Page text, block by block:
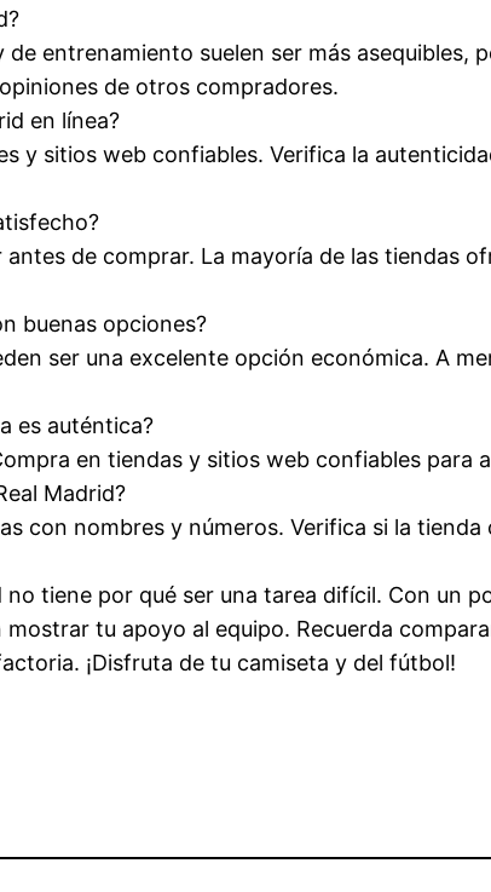
entrenamiento suelen ser más asequibles,
de otros compradores.
en línea?
y sitios web confiables. Verifica la
de comprar. La mayoría de las tiendas
buenas opciones?
ser una excelente opción económica. A
es auténtica?
en tiendas y sitios web confiables para
Madrid?
con nombres y números. Verifica si la
tiene por qué ser una tarea difícil. Con un
tu apoyo al equipo. Recuerda
¡Disfruta de tu camiseta y del fútbol!